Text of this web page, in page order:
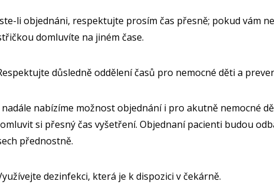
li objednáni, respektujte prosím čas přesně; pokud vám
domluvíte na jiném čase.
důsledně oddělení časů pro nemocné děti a
nadále nabízíme možnost objednání i pro akutně nemocné
si přesný čas vyšetření. Objednaní pacienti budou
přednostně.
dezinfekci, která je k dispozici v čekárně.